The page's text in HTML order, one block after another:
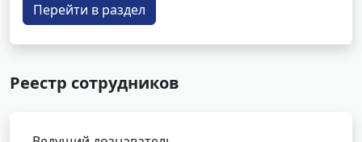
Перейти в раздел
Реестр сотрудников